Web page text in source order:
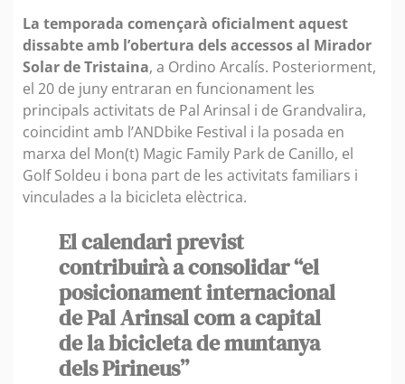
La temporada començarà oficialment aquest
dissabte amb l’obertura dels accessos al Mirador
Solar de Tristaina, a Ordino Arcalís. Posteriorment,
el 20 de juny entraran en funcionament les
principals activitats de Pal Arinsal i de Grandvalira,
coincidint amb l’ANDbike Festival i la posada en
marxa del Mon(t) Magic Family Park de Canillo, el
Golf Soldeu i bona part de les activitats familiars i
vinculades a la bicicleta elèctrica.
El calendari previst
contribuirà a consolidar “el
posicionament internacional
de Pal Arinsal com a capital
de la bicicleta de muntanya
dels Pirineus”